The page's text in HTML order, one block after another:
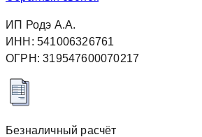
ИП Родэ А.А.
ИНН: 541006326761
ОГРН: 319547600070217
Безналичный расчёт